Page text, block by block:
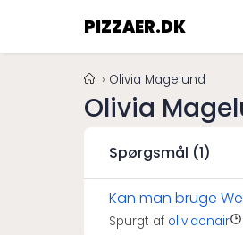
PIZZAER.DK
Olivia Magelund
Olivia
Spørgsmål (1)
Kan man bruge
Spurgt af oliviaonair